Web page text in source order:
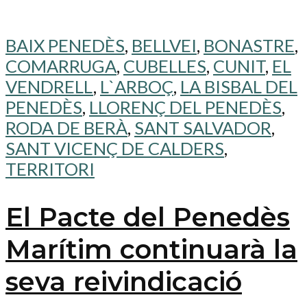
BAIX PENEDÈS, BELLVEI, BONASTRE,
COMARRUGA, CUBELLES, CUNIT, EL
VENDRELL, L`ARBOÇ, LA BISBAL DEL
PENEDÈS, LLORENÇ DEL PENEDÈS,
RODA DE BERÀ, SANT SALVADOR,
SANT VICENÇ DE CALDERS,
TERRITORI
El Pacte del Penedès
Marítim continuarà la
seva reivindicació